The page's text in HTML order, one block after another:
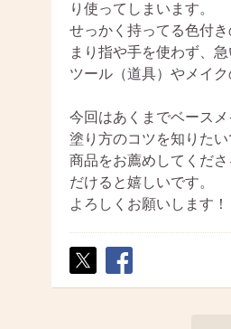
り使ってしまいます。
せっかく持ってる色付
まり指や手を使わず、
ツール（道具）やメイ
今回はあくまでベース
塗り方のコツを知りたい
商品をお薦めしてくだ
だけると嬉しいです。
よろしくお願いします！
ト
ア